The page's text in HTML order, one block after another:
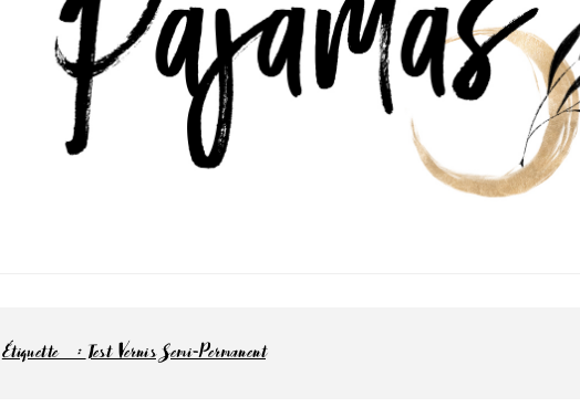
Pajamas
Étiquette :Test Vernis Semi-Permanent